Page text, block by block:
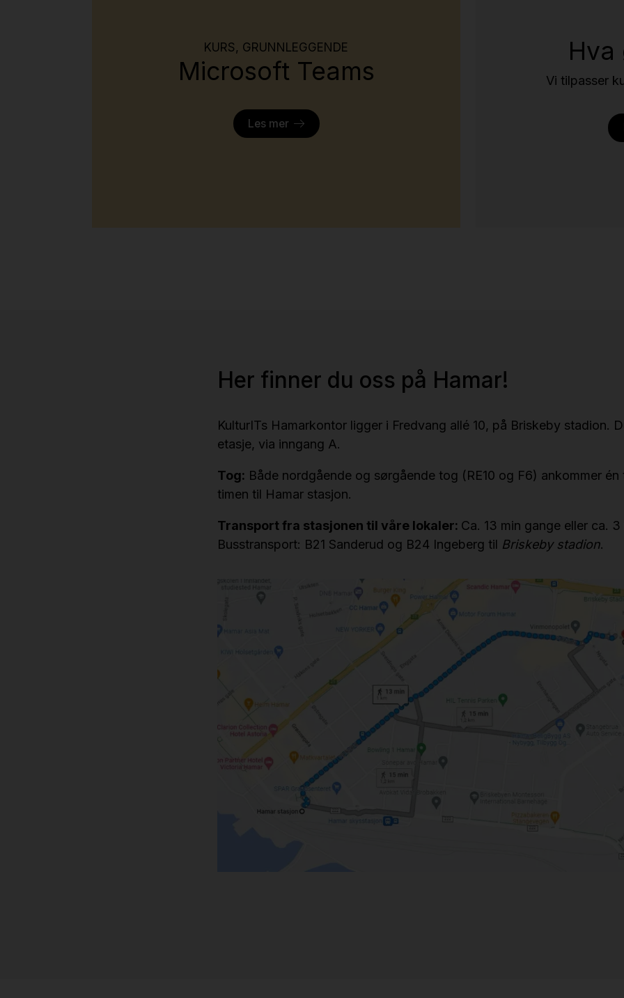
KURS, GRUNNLEGGENDE
Microsoft Teams
Les mer
Hva
Vi tilpasser
Her finner du oss på Hamar!
KulturITs Hamarkontor ligger i Fredvang allé 10, på Briskeby stadion.
etasje, via inngang A.
Tog: Både nordgående og sørgående tog (RE10 og F6) ankommer én
timen til Hamar stasjon.
Transport fra stasjonen til våre lokaler: Ca. 13 min gange eller ca.
Busstransport: B21 Sanderud og B24 Ingeberg til Briskeby stadion.